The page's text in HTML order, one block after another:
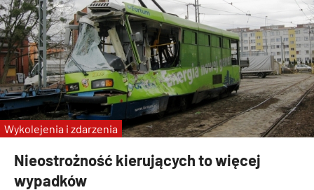
Nieostrożność kierujących to więcej
wypadków
Wykolejenia i zdarzenia